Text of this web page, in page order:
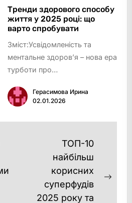
різноманіття у
раціоніНадмірна суворість і
заборониІгнорування сигналів
голоду та си…
Тренди здорового способу
життя у 2025 році: що
варто спробувати
Зміст:Усвідомленість та
ментальне здоров’я – нова ера
турботи про
до харчування та
фітнесуМікродози і біохакінг:
баланс розуму та
споживанняДіджитал-
Герасимова Ирина
02.01.2026
ТОП-10
найбільш
корисних
суперфудів
2025 року та